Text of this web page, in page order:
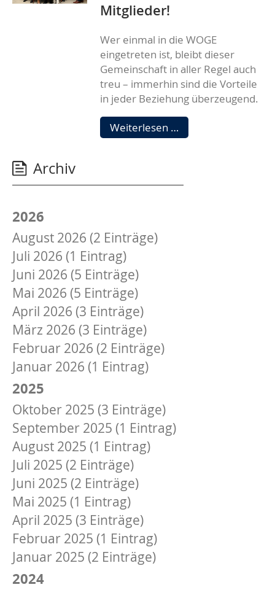
Mitglieder!
Wer einmal in die WOGE
eingetreten ist, bleibt dieser
Gemeinschaft in aller Regel auch
treu – immerhin sind die Vorteile
in jeder Beziehung überzeugend.
Weiterlesen … Die
WOGE
Archiv
2026
August 2026 (2 Einträge)
Juli 2026 (1 Eintrag)
Juni 2026 (5 Einträge)
Mai 2026 (5 Einträge)
April 2026 (3 Einträge)
März 2026 (3 Einträge)
Februar 2026 (2 Einträge)
Januar 2026 (1 Eintrag)
2025
Oktober 2025 (3 Einträge)
September 2025 (1 Eintrag)
August 2025 (1 Eintrag)
Juli 2025 (2 Einträge)
Juni 2025 (2 Einträge)
Mai 2025 (1 Eintrag)
April 2025 (3 Einträge)
Februar 2025 (1 Eintrag)
Januar 2025 (2 Einträge)
2024